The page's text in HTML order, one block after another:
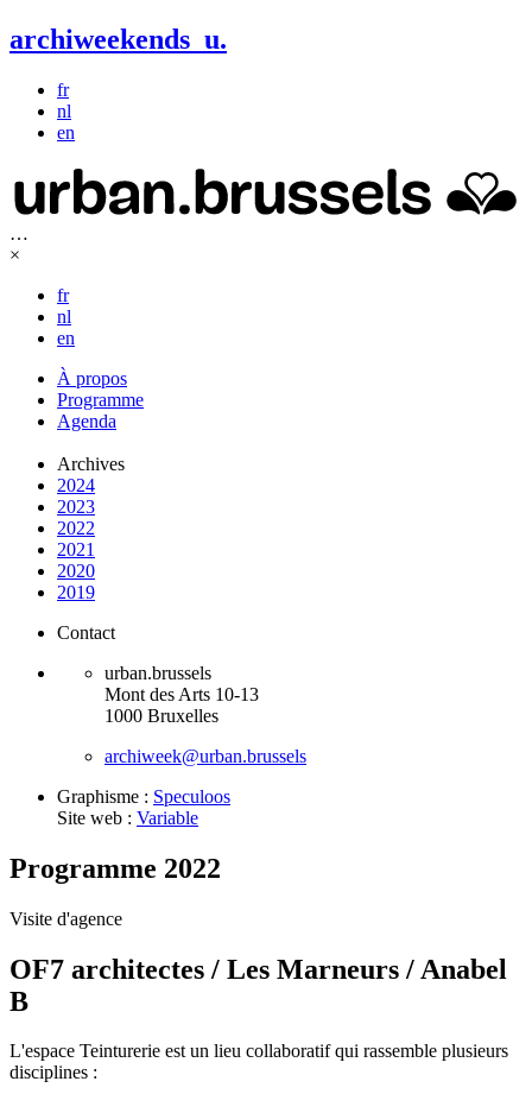
archiweekends u.
fr
nl
en
…
×
fr
nl
en
À propos
Programme
Agenda
Archives
2024
2023
2022
2021
2020
2019
Contact
urban.brussels
Mont des Arts 10-13
1000 Bruxelles
archiweek@urban.brussels
Graphisme : Speculoos
Site web : Variable
Programme 2022
Visite d'agence
OF7 architectes / Les Marneurs / Anabel
B
L'espace Teinturerie est un lieu collaboratif qui rassemble plusieurs
disciplines :